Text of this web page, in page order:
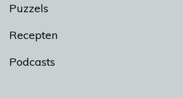
Puzzels
Recepten
Podcasts